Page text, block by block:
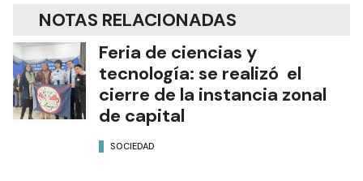
NOTAS RELACIONADAS
Feria de ciencias y
tecnología: se realizó el
cierre de la instancia zonal
de capital
SOCIEDAD